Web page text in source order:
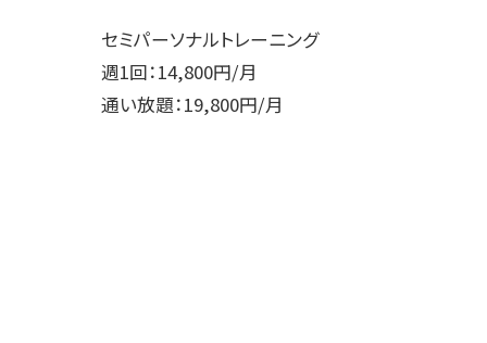
セミパーソナルトレーニング
週1回：14,800円/月
通い放題：19,800円/月